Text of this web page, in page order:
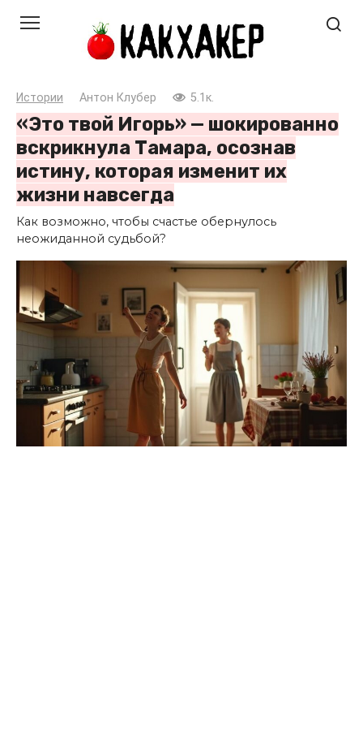
Истории Антон Клубер 5.1к.
«Это твой Игорь» — шокированно
вскрикнула Тамара, осознав
истину, которая изменит их
жизни навсегда
Как возможно, чтобы счастье обернулось
неожиданной судьбой?